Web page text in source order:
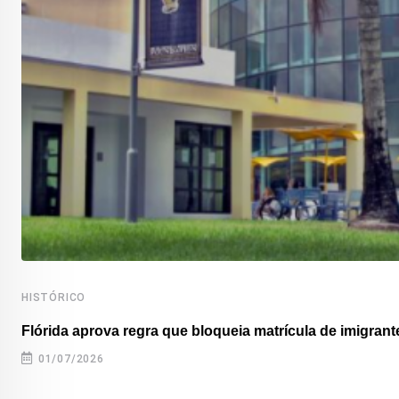
HISTÓRICO
Flórida aprova regra que bloqueia matrícula de
01/07/2026